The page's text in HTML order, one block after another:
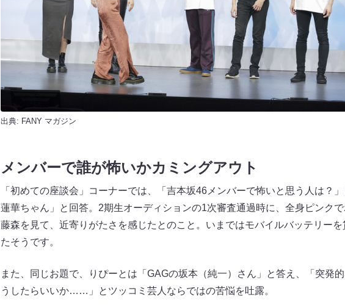
出典: FANY マガジン
メンバーで誰が怖いかカミングアウト
「初めての座談会」コーナーでは、「吉本坂46メンバーで怖いと思う人は？
蓮華ちゃん」と回答。2期生オーディションの1次審査通過時に、全身ピンク
藤森を見て、近寄りがたさを感じたとのこと。いまではモバイルバッテリー
たそうです。
また、同じお題で、りぴーとは「GAGの坂本（純一）さん」と答え、「突発
うしたらいいか……」とツッコミ芸人ならではの苦悩を吐露。